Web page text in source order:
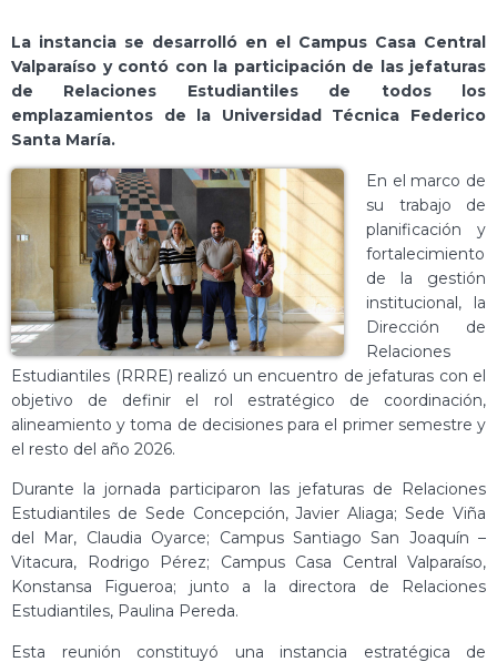
La instancia se desarrolló en el Campus Casa Central
Valparaíso y contó con la participación de las jefaturas
de Relaciones Estudiantiles de todos los
emplazamientos de la Universidad Técnica Federico
Santa María.
En el marco de
su trabajo de
planificación y
fortalecimiento
de la gestión
institucional, la
Dirección de
Relaciones
Estudiantiles (RRRE) realizó un encuentro de jefaturas con el
objetivo de definir el rol estratégico de coordinación,
alineamiento y toma de decisiones para el primer semestre y
el resto del año 2026.
Durante la jornada participaron las jefaturas de Relaciones
Estudiantiles de Sede Concepción, Javier Aliaga; Sede Viña
del Mar, Claudia Oyarce; Campus Santiago San Joaquín –
Vitacura, Rodrigo Pérez; Campus Casa Central Valparaíso,
Konstansa Figueroa; junto a la directora de Relaciones
Estudiantiles, Paulina Pereda.
Esta reunión constituyó una instancia estratégica de